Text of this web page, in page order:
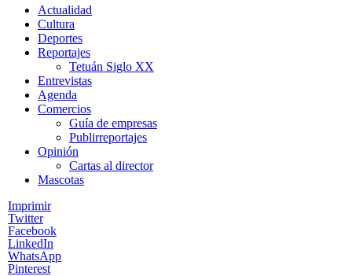
Actualidad
Cultura
Deportes
Reportajes
Tetuán Siglo XX
Entrevistas
Agenda
Comercios
Guía de empresas
Publirreportajes
Opinión
Cartas al director
Mascotas
Imprimir
Twitter
Facebook
LinkedIn
WhatsApp
Pinterest